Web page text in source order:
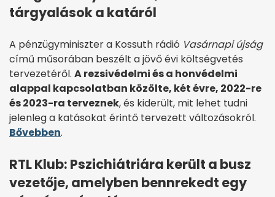
tárgyalások a katáról
A pénzügyminiszter a Kossuth rádió Vasárnapi újság
című műsorában beszélt a jövő évi költségvetés
tervezetéről. A rezsivédelmi és a honvédelmi
alappal kapcsolatban közölte, két évre, 2022-re
és 2023-ra terveznek, és kiderült, mit lehet tudni
jelenleg a katásokat érintő tervezett változásokról.
Bővebben.
RTL Klub: Pszichiátriára került a busz
vezetője, amelyben bennrekedt egy